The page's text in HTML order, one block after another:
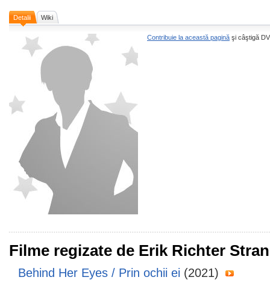
Detalii Wiki
Contribuie la această pagină şi câştigă
Filme regizate de Erik Richter
Behind Her Eyes / Prin ochii ei (2021)